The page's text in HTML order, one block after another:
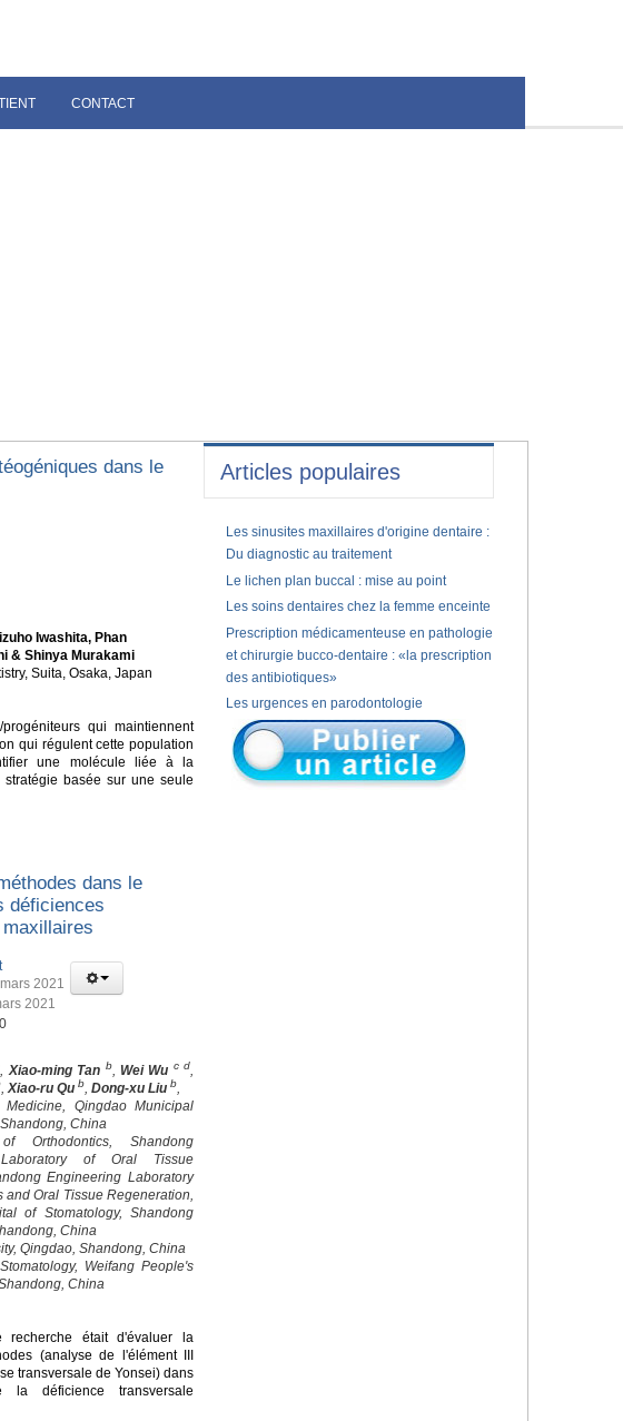
CONTACT
dans le
Iwashita, Phan
& Shinya Murakami
Suita, Osaka, Japan
qui maintiennent
qui régulent cette population
une molécule liée à la
basée sur une seule
dans le
déficiences
2021
2021
Xiao-ming Tan b, Wei Wu c d
,Xiao-ru Qu b ,Dong-xu Liu b
Qingdao Municipal
China
Orthodontics, Shandong
of Oral Tissue
Engineering Laboratory
and Oral Tissue Regeneration,
of Stomatology, Shandong
China
Qingdao, Shandong, China
Weifang People's
China
recherche était d'évaluer la
(analyse de l'élément III
transversale de Yonsei) dans
déficience transversale
Articles populaires
Les sinusites maxillaires d'origine dentaire :
Du diagnostic au traitement
Le lichen plan buccal : mise au point
Les soins dentaires chez la femme enceinte
Prescription médicamenteuse en pathologie
et chirurgie bucco-dentaire : «la prescription
des antibiotiques»
Les urgences en parodontologie